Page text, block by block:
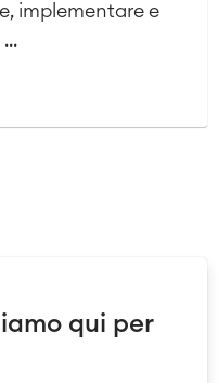
implementare e
qui per